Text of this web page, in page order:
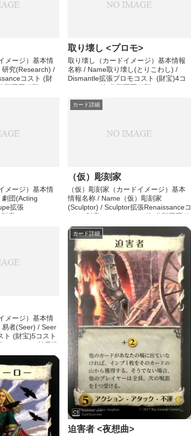
メージ）基本情
究(Research) /
コスト (財
王国種類アク
取り壊し <プロモ>
取り壊し（カードイメージ）基本情報
名称 / Name取り壊し(とりこわし) /
Dismantle拡張プロモコスト (財宝)4コ
スト (その他)分類王国種類アクション
メージ）基本情
団(Acting
拡張
宝)3コスト (そ
カード詳細
（仮）彫刻家
（仮）彫刻家（カードイメージ）基本
情報名称 / Name（仮）彫刻家
(Sculptor) / Sculptor拡張Renaissanceコ
スト (財宝)5コスト (その他)分類王国種
類アクション効果準備中その他メモ準
備中
メージ）基本情
者(Seer) / Seer
ト (財宝)5コスト
アクション効果準
カード詳細
迫害者 <夜想曲>